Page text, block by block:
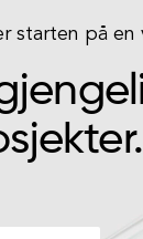
starten på en